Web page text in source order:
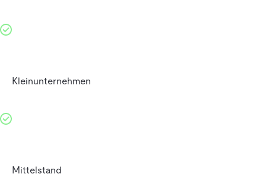
Kleinunternehmen
Mittelstand